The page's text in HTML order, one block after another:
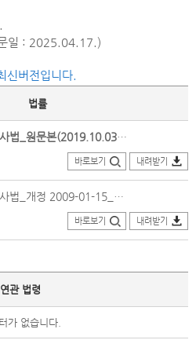
일 : 2025.04.17.)
신버전입니다.
법률
문본(2019.10.03. 일부개정).pdf
바로보기 내려받기
개정 2009-01-15_요약.pdf
바로보기 내려받기
연관 법령
가 없습니다.